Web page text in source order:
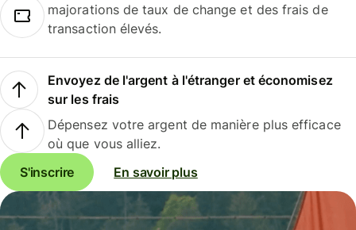
majorations de taux de change et des frais de
transaction élevés.
Envoyez de l'argent à l'étranger et économisez
sur les frais
Dépensez votre argent de manière plus efficace
où que vous alliez.
S'inscrire
En savoir plus